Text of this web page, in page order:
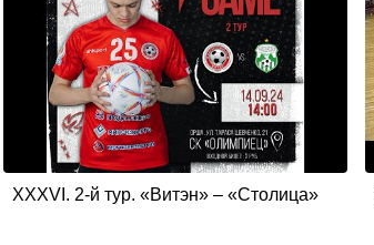
XXXVI. 2-й тур. «Витэн» – «Столица»